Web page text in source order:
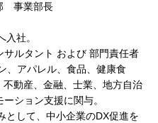
事業部長
社。
ルタント および 部門責任者
、アパレル、食品、健康食
動産、金融、士業、地方自治
ション支援に関与。
として、中小企業のDX促進を